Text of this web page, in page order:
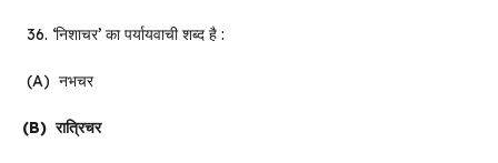
36. ‘निशाचर’ का पर्यायवाची शब्द है :
(A) नभचर
(B)रात्रिचर